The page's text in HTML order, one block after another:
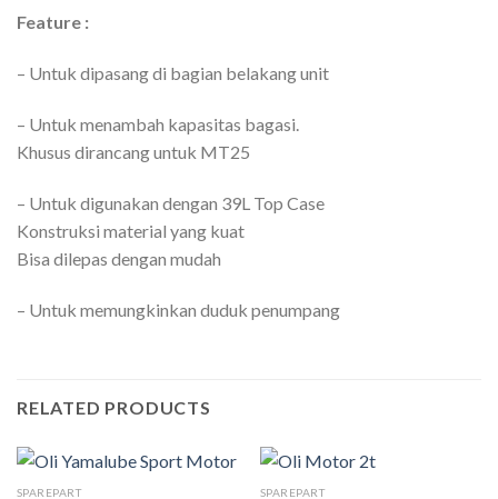
Feature :
– Untuk dipasang di bagian belakang unit
– Untuk menambah kapasitas bagasi.
Khusus dirancang untuk MT25
– Untuk digunakan dengan 39L Top Case
Konstruksi material yang kuat
Bisa dilepas dengan mudah
– Untuk memungkinkan duduk penumpang
RELATED PRODUCTS
SPAREPART SPAREPART